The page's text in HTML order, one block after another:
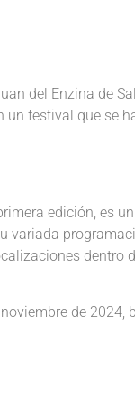
del Enzina de
un festival que se
edición, es
dentro
de